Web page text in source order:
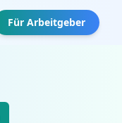
Für Arbeitgeber